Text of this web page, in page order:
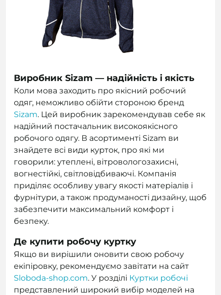
Виробник Sizam — надійність і якість
Коли мова заходить про якісний робочий
одяг, неможливо обійти стороною бренд
Sizam. Цей виробник зарекомендував себе як
надійний постачальник високоякісного
робочого одягу. В асортименті Sizam ви
знайдете всі види курток, про які ми
говорили: утеплені, вітровологозахисні,
вогнестійкі, світловідбиваючі. Компанія
приділяє особливу увагу якості матеріалів і
фурнітури, а також продуманості дизайну, щоб
забезпечити максимальний комфорт і
безпеку.
Де купити робочу куртку
Якщо ви вирішили оновити свою робочу
екіпіровку, рекомендуємо завітати на сайт
Sloboda-shop.com. У розділі Куртки робочі
представлений широкий вибір моделей на